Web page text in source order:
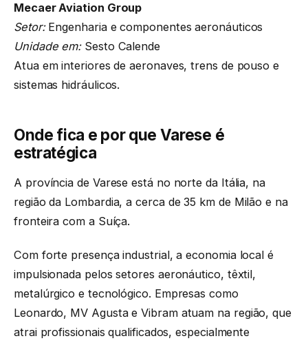
Mecaer Aviation Group
Setor:Engenharia e componentes aeronáuticos
Unidade em:Sesto Calende
Atua em interiores de aeronaves, trens de pouso e
sistemas hidráulicos.
Onde fica e por que Varese é
estratégica
A província de Varese está no norte da Itália, na
região da Lombardia, a cerca de 35 km de Milão e na
fronteira com a Suíça.
Com forte presença industrial, a economia local é
impulsionada pelos setores aeronáutico, têxtil,
metalúrgico e tecnológico. Empresas como
Leonardo, MV Agusta e Vibram atuam na região, que
atrai profissionais qualificados, especialmente